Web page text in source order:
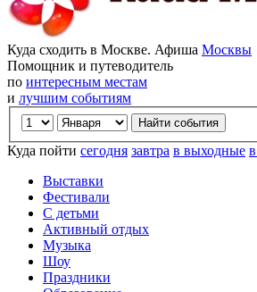
Куда сходить в Москве. Афиша Москвы
Помощник и путеводитель
по интересным местам
и лучшим событиям
Куда пойти сегодня завтра в выходные
Выставки
Фестивали
С детьми
Активный отдых
Музыка
Шоу
Праздники